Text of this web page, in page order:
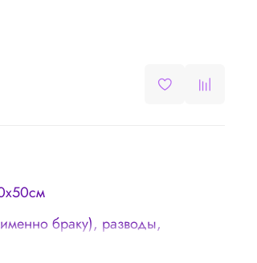
браку), разводы,